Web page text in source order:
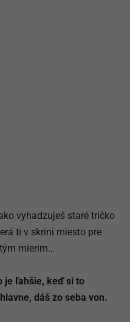
vyhadzuješ staré tričko
ti v skrini miesto pre
mierim…
je ľahšie, keď si to
dáš zo seba von.